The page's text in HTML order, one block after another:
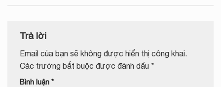
Trả lời
Email của bạn sẽ không được hiển thị công khai.
Các trường bắt buộc được đánh dấu *
Bình luận *